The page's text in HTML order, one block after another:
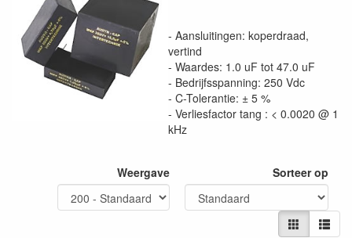
- Aansluitingen: koperdraad,
vertind
- Waardes: 1.0 uF tot 47.0 uF
- Bedrijfsspanning: 250 Vdc
- C-Tolerantie: ± 5 %
- Verliesfactor tang : < 0.0020 @ 1
kHz
Weergave Sorteer op